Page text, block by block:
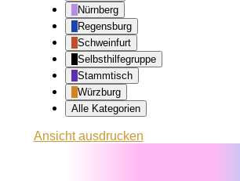
Nürnberg
Regensburg
Schweinfurt
Selbsthilfegruppe
Stammtisch
Würzburg
Alle Kategorien
Ansichtausdrucken